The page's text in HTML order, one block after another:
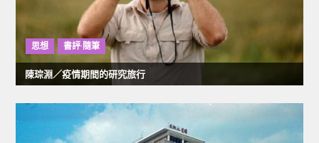
思想 書評·隨筆
陳琮淵／疫情期間的研究旅行